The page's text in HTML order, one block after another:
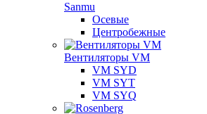
Sanmu
Осевые
Центробежные
Вентиляторы VM
VM SYD
VM SYT
VM SYQ